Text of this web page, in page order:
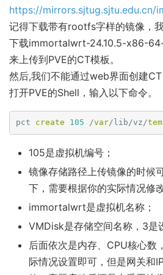
https://mirrors.sjtug.sjtu.edu.cn/
记得下载带有rootfs字样的镜像，
下载immortalwrt-24.10.5-x86-
来上传到PVE的CT模板。
然后,我们不能通过web界面创建CT
打开PVE的Shell，输入以下命令。
pct create 105 /var/lib/vz/
105是虚拟机编号；
镜像存储路径上传镜像的时候
下，需要根据你的实际情况修
immortalwrt是虚拟机名称；
VMDisk是存储空间名称，3是
后面依次是内存、CPU核心数
际情况设置即可，但是网关和